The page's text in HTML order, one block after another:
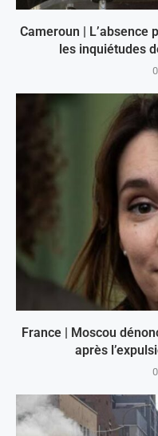
Cameroun | L’absence
les inquiétudes
France | Moscou
après